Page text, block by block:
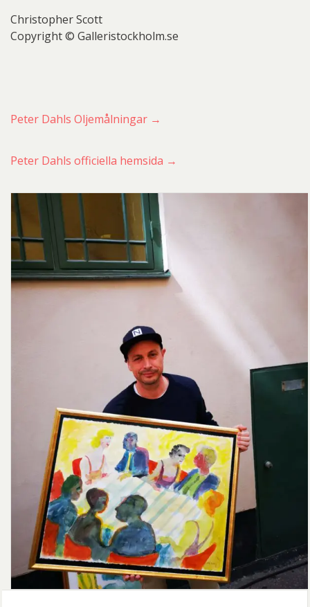
Christopher Scott
Copyright © Galleristockholm.se
Peter Dahls Oljemålningar →
Peter Dahls officiella hemsida →